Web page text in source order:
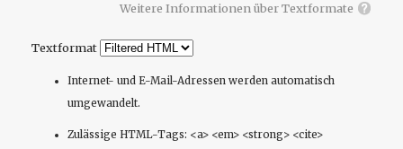
Weitere Informationen über Textformate
Textformat
Internet- und E-Mail-Adressen werden automatisch
umgewandelt.
Zulässige HTML-Tags: <a> <em> <strong> <cite>